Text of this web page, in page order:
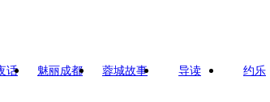
话 魅丽成都 蓉城故事 导读 约乐